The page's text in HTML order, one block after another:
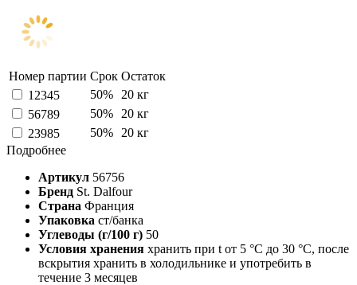
Номер партии Срок Остаток
12345
50%
20 кг
56789
50%
20 кг
23985
50%
20 кг
Подробнее
Артикул 56756
Бренд St. Dalfour
Страна Франция
Упаковка ст/банка
Углеводы (г/100 г) 50
Условия хранения хранить при t от 5 °C до 30 °C, после
вскрытия хранить в холодильнике и употребить в
течение 3 месяцев